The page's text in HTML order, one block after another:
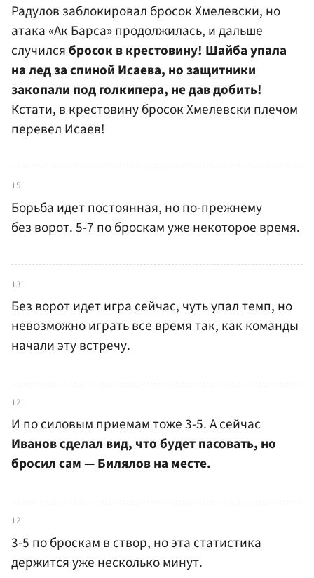
Радулов заблокировал бросок Хмелевски, но
атака «Ак Барса» продолжилась, и дальше
случилсябросок в крестовину! Шайба упала
на лед за спиной Исаева, но защитники
закопали под голкипера, не дав добить!
Кстати, в крестовину бросок Хмелевски плечом
перевел Исаев!
15'
Борьба идет постоянная, но по-прежнему
без ворот. 5-7 по броскам уже некоторое время.
13'
Без ворот идет игра сейчас, чуть упал темп, но
невозможно играть все время так, как команды
начали эту встречу.
12'
И по силовым приемам тоже 3-5. А сейчас
Иванов сделал вид, что будет пасовать, но
бросил сам — Билялов на месте.
12'
3-5 по броскам в створ, но эта статистика
держится уже несколько минут.